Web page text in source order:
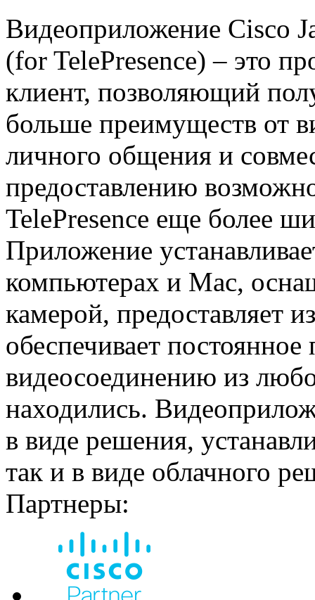
Видеоприложение Cisco
(for TelePresence) – это
клиент, позволяющий
больше преимуществ от
личного общения и
предоставлению
TelePresence еще более
Приложение
компьютерах и Mac,
камерой, предоставляет
обеспечивает
видеосоединению из
находились.
в виде решения,
так и в виде облачного
Партнеры: